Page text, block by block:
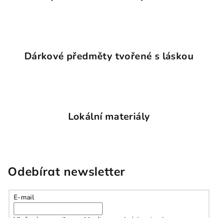
i
Dárkové předměty tvořené s láskou
Lokální materiály
Odebírat newsletter
E-mail